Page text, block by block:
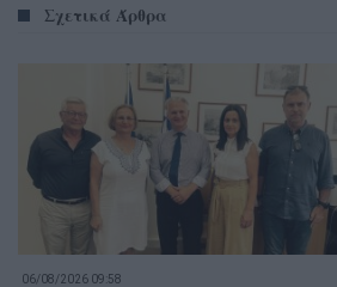
Σχετικά Άρθρα
06/08/2026 09:58